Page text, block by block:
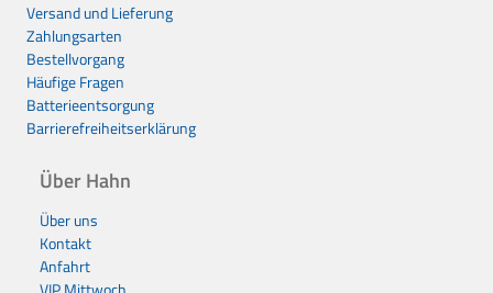
Versand und Lieferung
Zahlungsarten
Bestellvorgang
Häufige Fragen
Batterieentsorgung
Barrierefreiheitserklärung
Über Hahn
Über uns
Kontakt
Anfahrt